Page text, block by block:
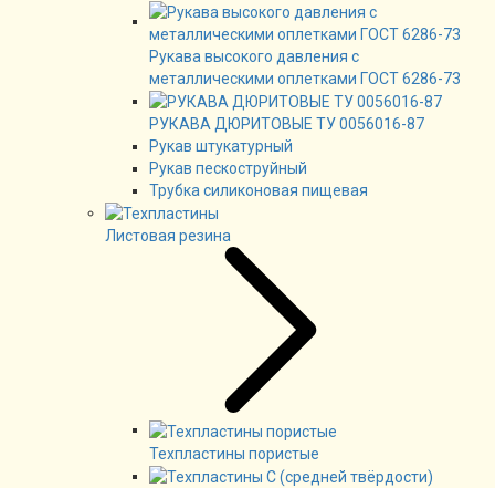
Рукава высокого давления с
металлическими оплетками ГОСТ 6286-73
РУКАВА ДЮРИТОВЫЕ ТУ 0056016-87
Рукав штукатурный
Рукав пескоструйный
Трубка силиконовая пищевая
Листовая резина
Техпластины пористые